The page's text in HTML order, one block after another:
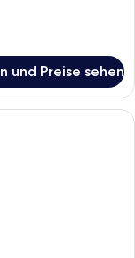
und Preise sehen
mit zwei Betten,